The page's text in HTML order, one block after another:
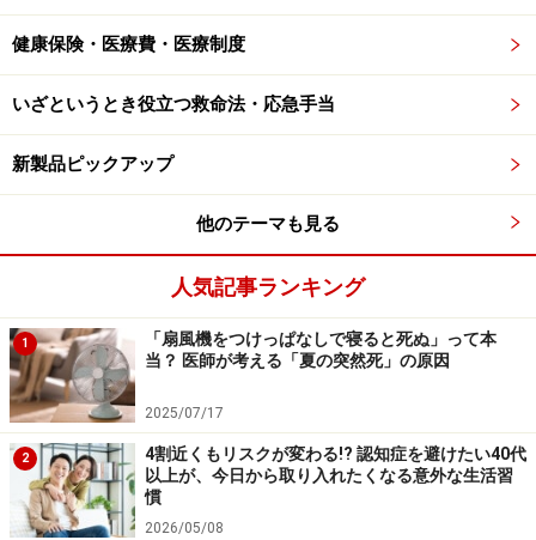
も眼圧計が流通する時代を目指している。またオンライ
ン診療との親和性が極めて優れており眼圧データを医師
が良く、欠かせない医療機器となる。
ペリオセラピア株式会社 / 化学療法抵抗性トリプルネガ
ティブ乳癌への新規治療法の開発
化学療法抵抗性トリプルネガティブ乳癌は予後は極めて
悪く、かつ子育て世代の40歳以下の女性に頻発するアン
メットニーズの高い疾患である。この原因に上皮間葉転
換が考えられていることから、多数の臨床検体から間葉
系マーカーと最も相関する因子としてペリオスチンを見
出し独自に中和抗体を作成し、2年後の臨床研究の準備
を進めている。
健康保険・医療費・医療制度
いざというとき役立つ救命法・応急手当
新製品ピックアップ
他のテーマも見る
人気記事ランキング
1
「扇風機をつけっぱなしで寝ると死ぬ」って本
当？ 医師が考える「夏の突然死」の原因
2025/07/17
2
4割近くもリスクが変わる!? 認知症を避けたい40代
以上が、今日から取り入れたくなる意外な生活習
慣
2026/05/08